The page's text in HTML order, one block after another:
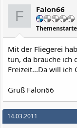
F Falon66
Mit der Fliegerei
tun, da brauche ich
Freizeit...Da will ich
Gruß Falon66
14.03.2011